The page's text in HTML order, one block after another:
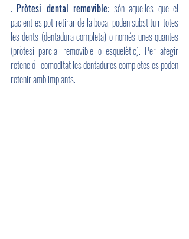
. Pròtesi dental removible: són aquelles que el
pacient es pot retirar de la boca, poden substituir totes
les dents (dentadura completa) o només unes quantes
(pròtesi parcial removible o esquelètic). Per afegir
retenció i comoditat les dentadures completes es poden
retenir amb implants.